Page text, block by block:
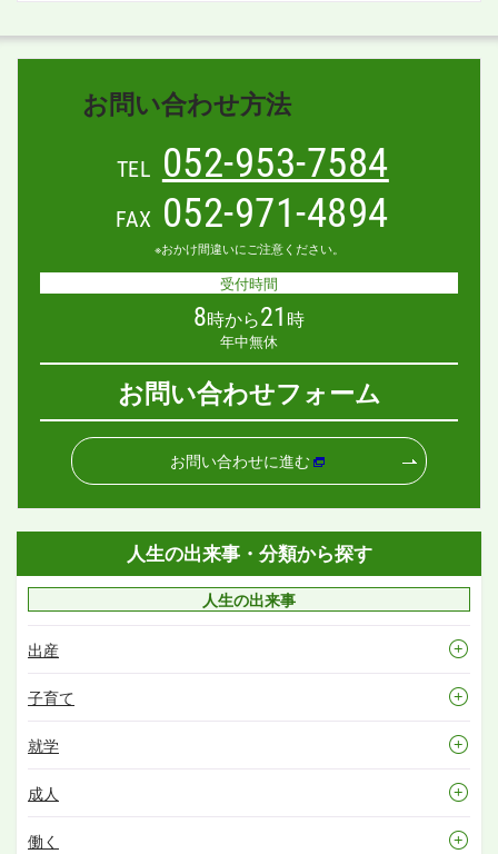
お問い合わせ方法
TEL 052-953-7584
FAX 052-971-4894
※おかけ間違いにご注意ください。
受付時間
8時から21 時
年中無休
お問い合わせフォーム
お問い合わせに進む
人生の出来事・分類から探す
人生の出来事
出産
子育て
就学
成人
働く